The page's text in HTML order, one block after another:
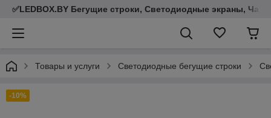
✅LEDBOX.BY Бегущие строки, Светодиодные экраны,
Товары и услуги Светодиодные бегущие строки
-10%